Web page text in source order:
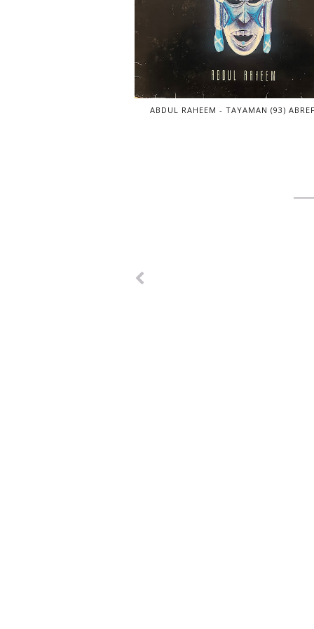
ABDUL RAHEEM - TAYAMAN (93)